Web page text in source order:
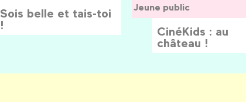
Sois belle et tais-toi
!
Jeune public
CinéKids : au
château !